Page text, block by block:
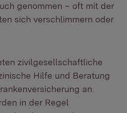
genommen – oft mit der
sich verschlimmern oder
zivilgesellschaftliche
Hilfe und Beratung
an.
in der Regel